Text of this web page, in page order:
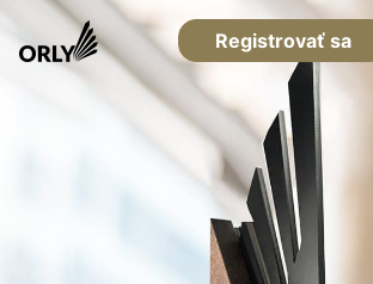
Registrovať sa